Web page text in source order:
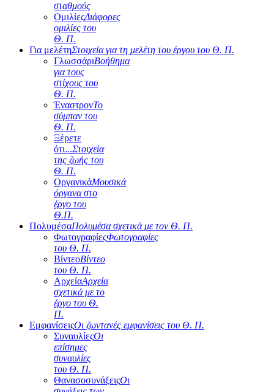
σταθμούς
ΟμιλίεςΔιάφορες
ομιλίες του
Θ. Π.
Για μελέτηΣτοιχεία για τη μελέτη του έργου του Θ. Π.
ΓλωσσάριΒοήθημα
για τους
στίχους του
Θ. Π.
ΈναστρονΤο
σύμπαν του
Θ. Π.
Ξέρετε
ότι...Στοιχεία
της ζωής του
Θ. Π.
ΟργανικάΜουσικά
όργανα στο
έργο του
Θ.Π.
ΠολυμέσαΠολυμέσα σχετικά με τον Θ. Π.
ΦωτογραφίεςΦωτογραφίες
του Θ. Π.
ΒίντεοΒίντεο
του Θ. Π.
ΑρχείαΑρχεία
σχετικά με το
έργο του Θ.
Π.
ΕμφανίσειςΟι ζωντανές εμφανίσεις του Θ. Π.
ΣυναυλίεςΟι
επίσημες
συναυλίες
του Θ. Π.
ΘανασοσυνάξειςΟι